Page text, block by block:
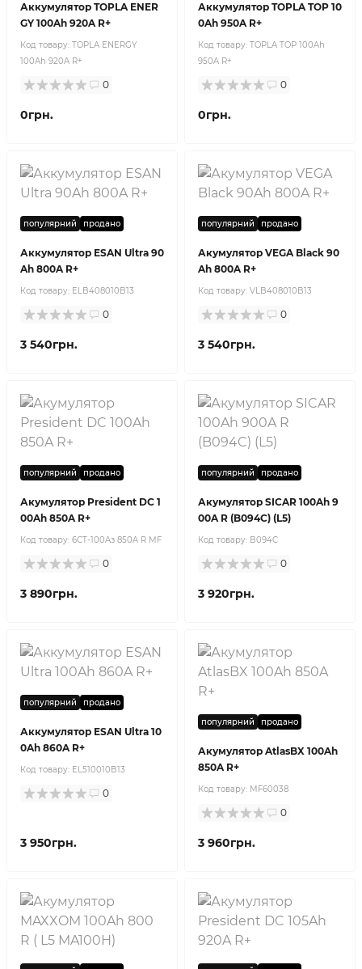
Аккумулятор TOPLA ENER
GY 100Ah 920A R+
Код товару: TOPLA ENERGY
100Ah 920A R+
0
0грн.
Аккумулятор TOPLA TOP 10
0Ah 950A R+
Код товару: TOPLA TOP 100Ah
950A R+
0
0грн.
популярний продано
Аккумулятор ESAN Ultra 90
Ah 800A R+
Код товару: ELB408010B13
0
3 540грн.
популярний продано
Акумулятор VEGA Black 90
Ah 800A R+
Код товару: VLB408010B13
0
3 540грн.
популярний продано
Акумулятор President DC 1
00Ah 850A R+
Код товару: 6CT-100Aз 850A R MF
0
3 890грн.
популярний продано
Акумулятор SICAR 100Ah 9
00A R (B094C) (L5)
Код товару: B094C
0
3 920грн.
популярний продано
Аккумулятор ESAN Ultra 10
0Ah 860A R+
Код товару: EL510010B13
0
3 950грн.
популярний продано
Акумулятор AtlasBX 100Ah
850A R+
Код товару: MF60038
0
3 960грн.